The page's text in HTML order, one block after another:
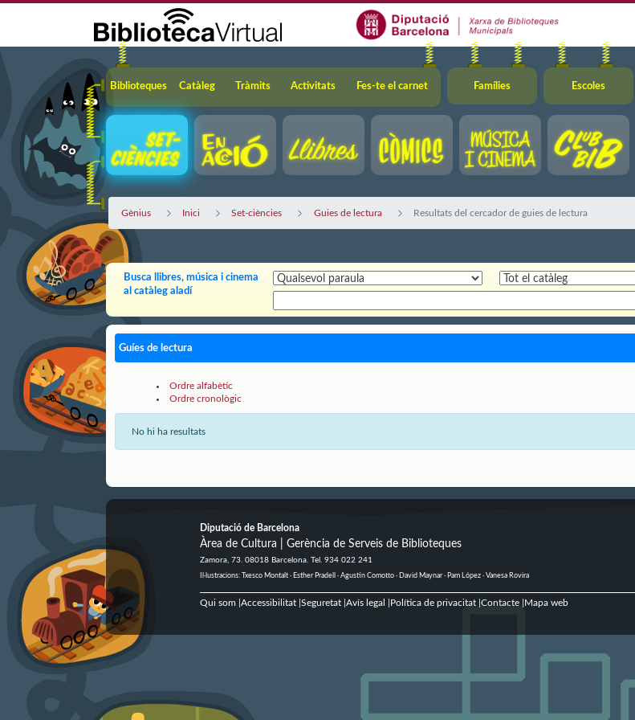
Navegació
Biblioteques Catàleg Tràmits Activitats Fes-te el carnet Famílies Escoles
Gènius Inici Set-ciències Guies de lectura Resultats del cercador de guies de lectura
Busca llibres, música i cinema
al catàleg aladí
Guíes de lectura
Ordre alfabètic
Ordre cronològic
No hi ha resultats
Diputació de Barcelona
Àrea de Cultura | Gerència de Serveis de Biblioteques
Zamora, 73. 08018 Barcelona. Tel. 934 022 241
Il·lustracions: Txesco Montalt · Esther Pradell · Agustín Comotto · David Maynar · Pam López · Vanesa Rovira
Qui som Accessibilitat| Seguretat| Avís legal Política de privacitat| Contacte| Mapa web